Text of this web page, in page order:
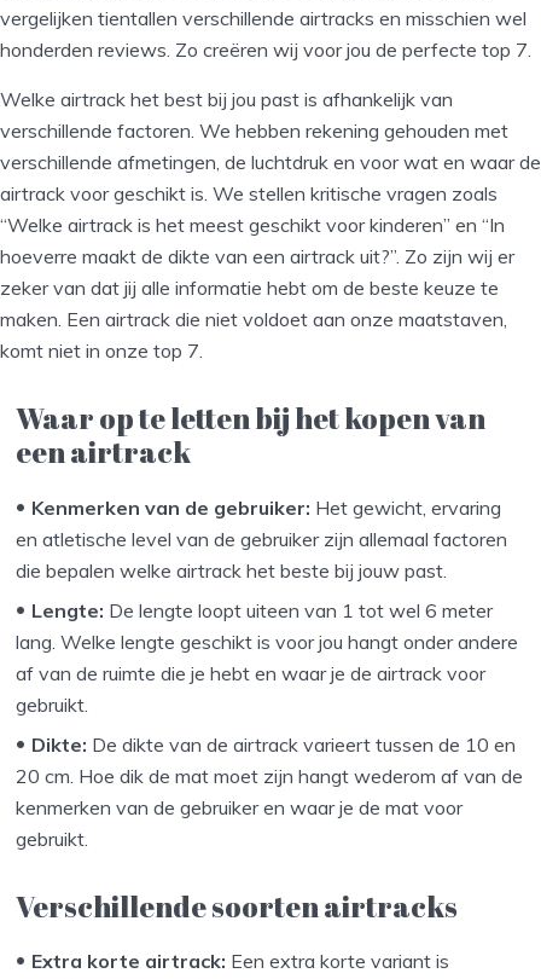
vergelijken tientallen verschillende airtracks en misschien wel
honderden reviews. Zo creëren wij voor jou de perfecte top 7.
Welke airtrack het best bij jou past is afhankelijk van
verschillende factoren. We hebben rekening gehouden met
verschillende afmetingen, de luchtdruk en voor wat en waar de
airtrack voor geschikt is. We stellen kritische vragen zoals
“Welke airtrack is het meest geschikt voor kinderen” en “In
hoeverre maakt de dikte van een airtrack uit?”. Zo zijn wij er
zeker van dat jij alle informatie hebt om de beste keuze te
maken. Een airtrack die niet voldoet aan onze maatstaven,
komt niet in onze top 7.
Waar op te letten bij het kopen van
een airtrack
Kenmerken van de gebruiker: Het gewicht, ervaring
en atletische level van de gebruiker zijn allemaal factoren
die bepalen welke airtrack het beste bij jouw past.
Lengte: De lengte loopt uiteen van 1 tot wel 6 meter
lang. Welke lengte geschikt is voor jou hangt onder andere
af van de ruimte die je hebt en waar je de airtrack voor
gebruikt.
Dikte: De dikte van de airtrack varieert tussen de 10 en
20 cm. Hoe dik de mat moet zijn hangt wederom af van de
kenmerken van de gebruiker en waar je de mat voor
gebruikt.
Verschillende soorten airtracks
Extra korte airtrack: Een extra korte variant is